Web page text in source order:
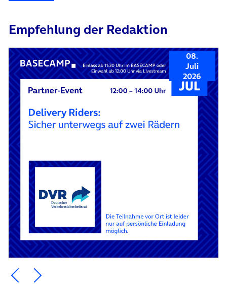
Empfehlung der Redaktion
08.
Juli
2026
Ein Element zurück blättern
Ein Element weiter blättern